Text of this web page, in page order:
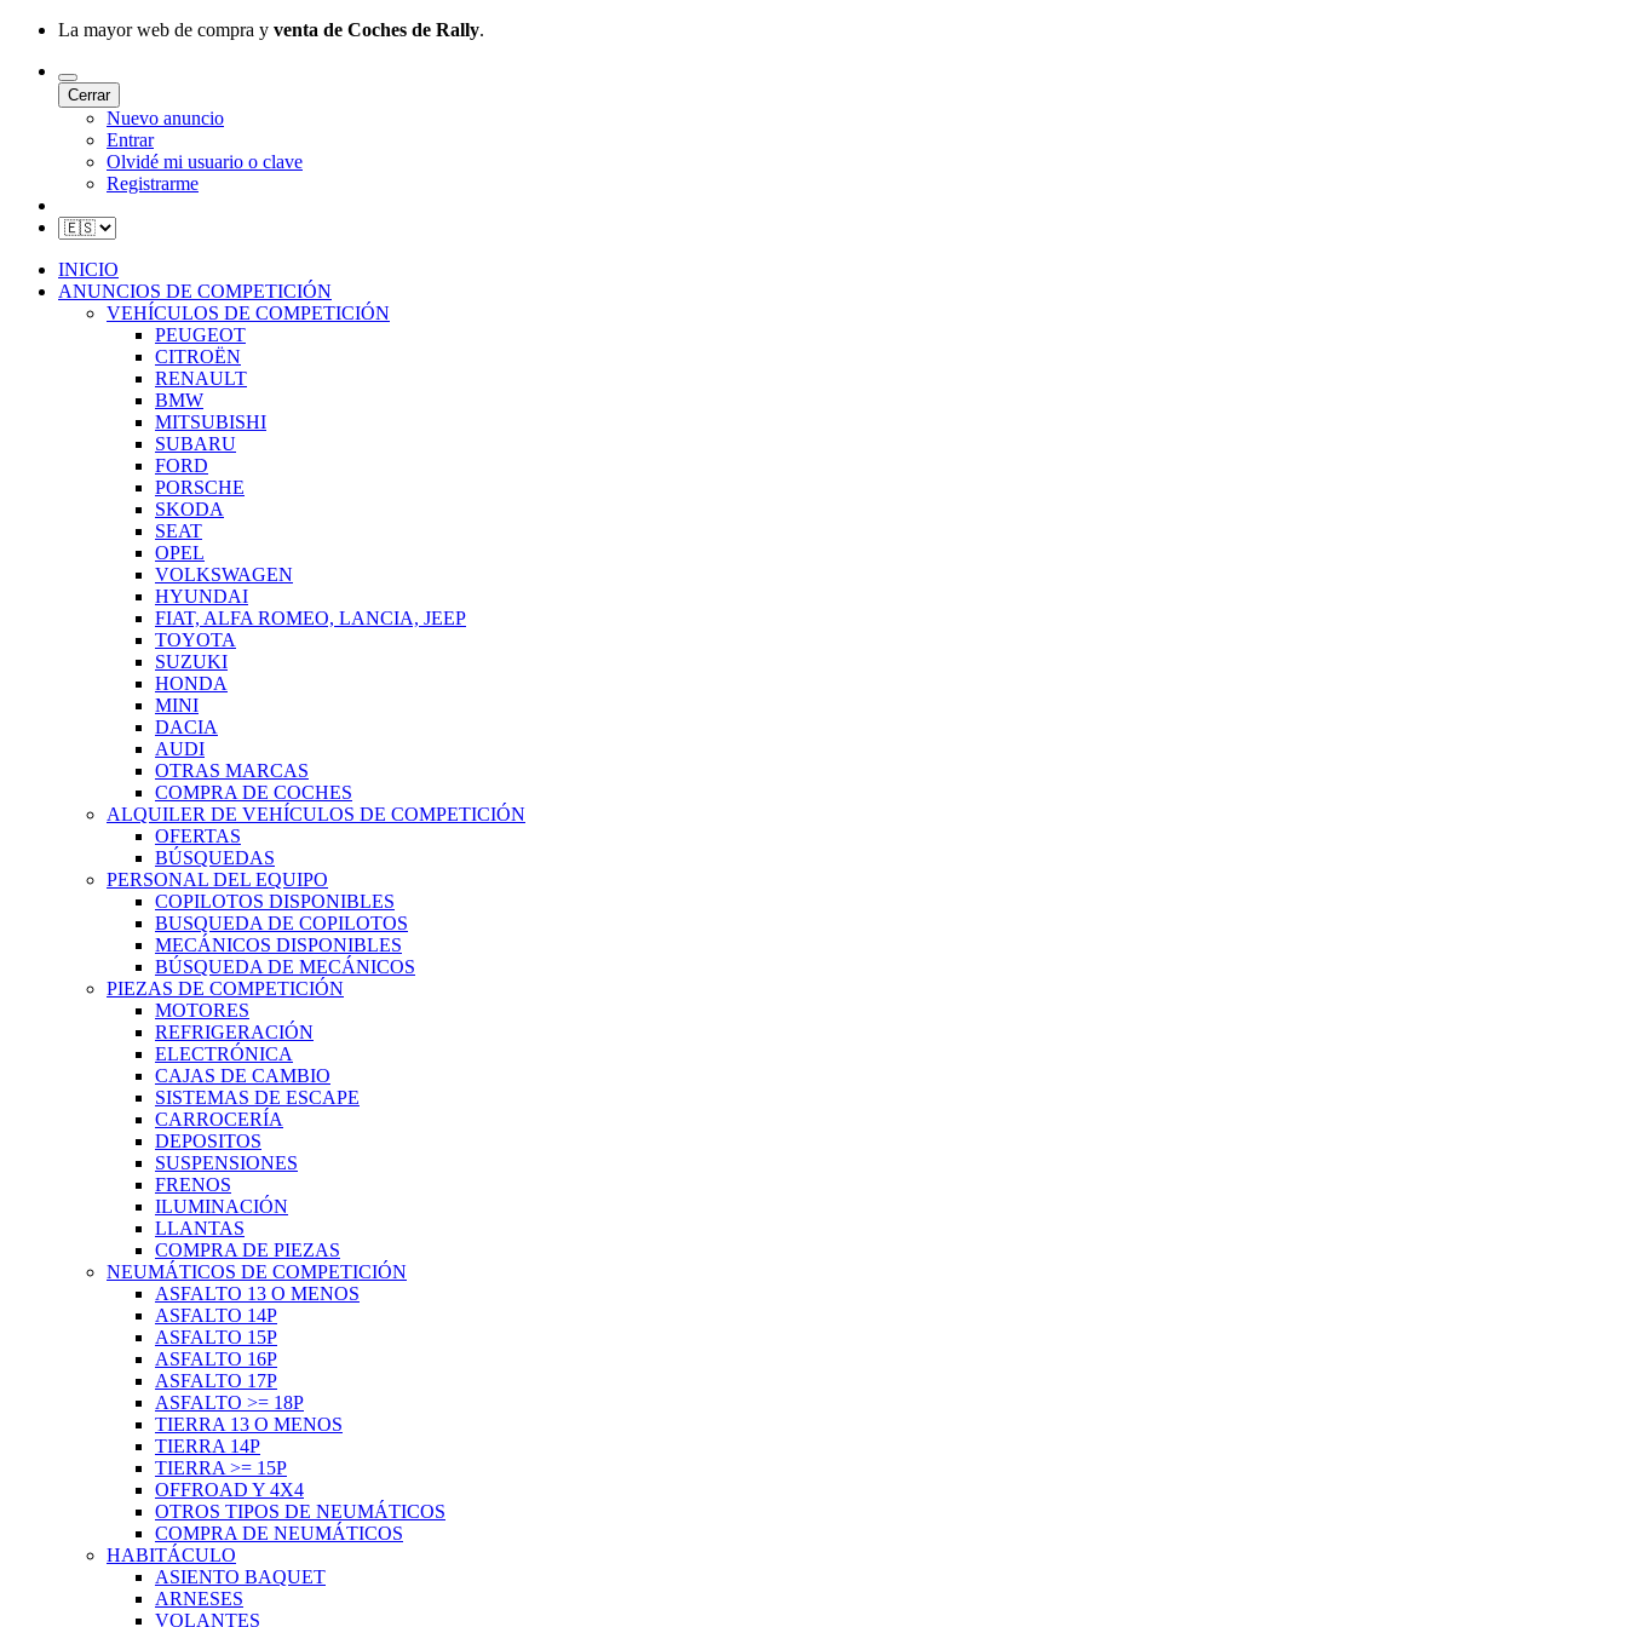
La mayor web de compra y venta de Coches de Rally.
Cerrar
Nuevo anuncio
Entrar
Olvidé mi usuario o clave
Registrarme
INICIO
ANUNCIOS DE COMPETICIÓN
VEHÍCULOS DE COMPETICIÓN
PEUGEOT
CITROËN
RENAULT
BMW
MITSUBISHI
SUBARU
FORD
PORSCHE
SKODA
SEAT
OPEL
VOLKSWAGEN
HYUNDAI
FIAT, ALFA ROMEO, LANCIA, JEEP
TOYOTA
SUZUKI
HONDA
MINI
DACIA
AUDI
OTRAS MARCAS
COMPRA DE COCHES
ALQUILER DE VEHÍCULOS DE COMPETICIÓN
OFERTAS
BÚSQUEDAS
PERSONAL DEL EQUIPO
COPILOTOS DISPONIBLES
BUSQUEDA DE COPILOTOS
MECÁNICOS DISPONIBLES
BÚSQUEDA DE MECÁNICOS
PIEZAS DE COMPETICIÓN
MOTORES
REFRIGERACIÓN
ELECTRÓNICA
CAJAS DE CAMBIO
SISTEMAS DE ESCAPE
CARROCERÍA
DEPOSITOS
SUSPENSIONES
FRENOS
ILUMINACIÓN
LLANTAS
COMPRA DE PIEZAS
NEUMÁTICOS DE COMPETICIÓN
ASFALTO 13 O MENOS
ASFALTO 14P
ASFALTO 15P
ASFALTO 16P
ASFALTO 17P
ASFALTO >= 18P
TIERRA 13 O MENOS
TIERRA 14P
TIERRA >= 15P
OFFROAD Y 4X4
OTROS TIPOS DE NEUMÁTICOS
COMPRA DE NEUMÁTICOS
HABITÁCULO
ASIENTO BAQUET
ARNESES
VOLANTES